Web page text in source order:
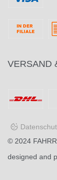
VERSAND
© 2024
designed and